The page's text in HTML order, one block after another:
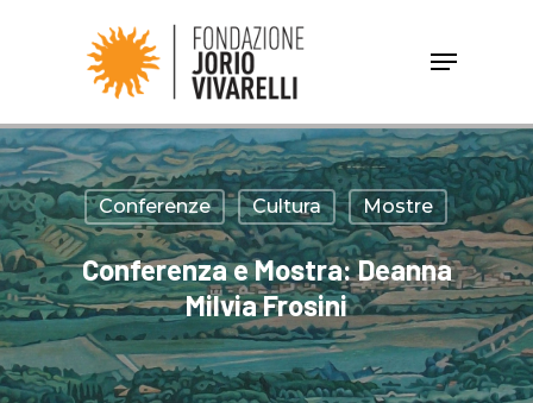
Hit enter to search or ESC to close
Conferenze Cultura Mostre
Conferenza e Mostra: Deanna
Milvia Frosini